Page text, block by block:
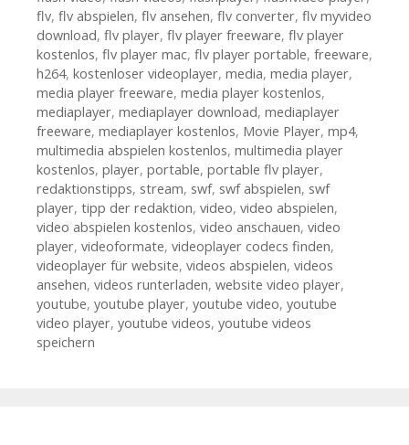
flv, flv abspielen, flv ansehen, flv converter, flv myvideo
download, flv player, flv player freeware, flv player
kostenlos, flv player mac, flv player portable, freeware,
h264, kostenloser videoplayer, media, media player,
media player freeware, media player kostenlos,
mediaplayer, mediaplayer download, mediaplayer
freeware, mediaplayer kostenlos, Movie Player, mp4,
multimedia abspielen kostenlos, multimedia player
kostenlos, player, portable, portable flv player,
redaktionstipps, stream, swf, swf abspielen, swf
player, tipp der redaktion, video, video abspielen,
video abspielen kostenlos, video anschauen, video
player, videoformate, videoplayer codecs finden,
videoplayer für website, videos abspielen, videos
ansehen, videos runterladen, website video player,
youtube, youtube player, youtube video, youtube
video player, youtube videos, youtube videos
speichern